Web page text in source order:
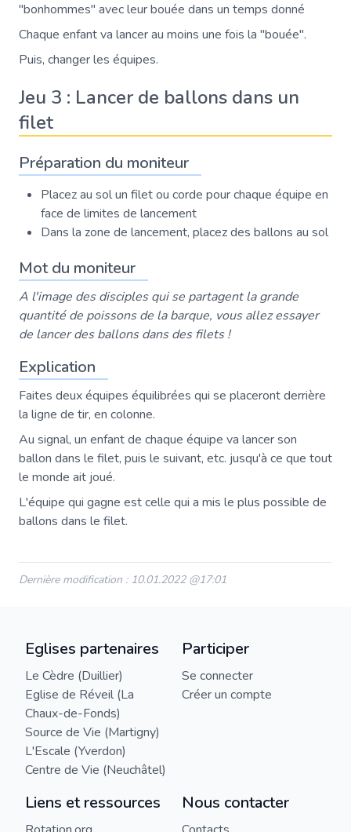
"bonhommes" avec leur bouée dans un temps donné
Chaque enfant va lancer au moins une fois la "bouée".
Puis, changer les équipes.
Jeu 3 : Lancer de ballons dans un
filet
Préparation du moniteur
Placez au sol un filet ou corde pour chaque équipe en
face de limites de lancement
Dans la zone de lancement, placez des ballons au sol
Mot du moniteur
A l'image des disciples qui se partagent la grande
quantité de poissons de la barque, vous allez essayer
de lancer des ballons dans des filets !
Explication
Faites deux équipes équilibrées qui se placeront derrière
la ligne de tir, en colonne.
Au signal, un enfant de chaque équipe va lancer son
ballon dans le filet, puis le suivant, etc. jusqu'à ce que tout
le monde ait joué.
L'équipe qui gagne est celle qui a mis le plus possible de
ballons dans le filet.
Dernière modification : 10.01.2022 @17:01
Eglises partenaires
Le Cèdre (Duillier)
Eglise de Réveil (La
Chaux-de-Fonds)
Source de Vie (Martigny)
L'Escale (Yverdon)
Centre de Vie (Neuchâtel)
Participer
Se connecter
Créer un compte
Liens et ressources Nous contacter